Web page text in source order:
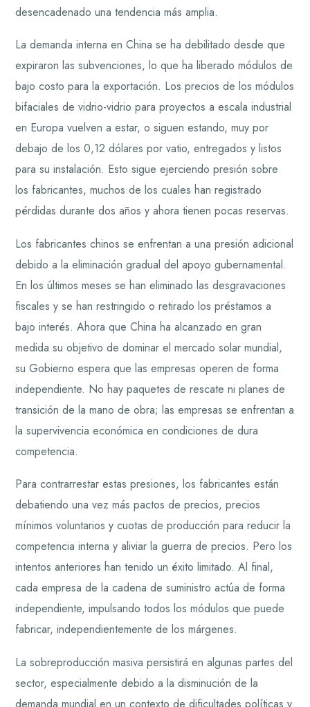
desencadenado una tendencia más amplia.
La demanda interna en China se ha debilitado desde que
expiraron las subvenciones, lo que ha liberado módulos de
bajo costo para la exportación. Los precios de los módulos
bifaciales de vidrio-vidrio para proyectos a escala industrial
en Europa vuelven a estar, o siguen estando, muy por
debajo de los 0,12 dólares por vatio, entregados y listos
para su instalación. Esto sigue ejerciendo presión sobre
los fabricantes, muchos de los cuales han registrado
pérdidas durante dos años y ahora tienen pocas reservas.
Los fabricantes chinos se enfrentan a una presión adicional
debido a la eliminación gradual del apoyo gubernamental.
En los últimos meses se han eliminado las desgravaciones
fiscales y se han restringido o retirado los préstamos a
bajo interés. Ahora que China ha alcanzado en gran
medida su objetivo de dominar el mercado solar mundial,
su Gobierno espera que las empresas operen de forma
independiente. No hay paquetes de rescate ni planes de
transición de la mano de obra; las empresas se enfrentan a
la supervivencia económica en condiciones de dura
competencia.
Para contrarrestar estas presiones, los fabricantes están
debatiendo una vez más pactos de precios, precios
mínimos voluntarios y cuotas de producción para reducir la
competencia interna y aliviar la guerra de precios. Pero los
intentos anteriores han tenido un éxito limitado. Al final,
cada empresa de la cadena de suministro actúa de forma
independiente, impulsando todos los módulos que puede
fabricar, independientemente de los márgenes.
La sobreproducción masiva persistirá en algunas partes del
sector, especialmente debido a la disminución de la